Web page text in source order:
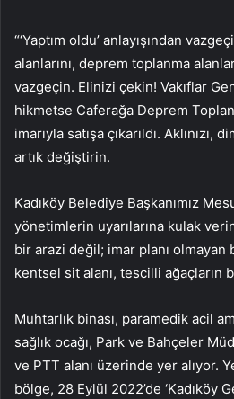
“‘Yaptım oldu’ anlayışından
alanlarını, deprem toplanma
vazgeçin. Elinizi çekin! Vakıflar
hikmetse Caferağa Deprem
imarıyla satışa çıkarıldı. Aklınızı,
artık değiştirin.
Kadıköy Belediye Başkanımız
yönetimlerin uyarılarına kulak
bir arazi değil; imar planı olmayan
kentsel sit alanı, tescilli ağaçların
Muhtarlık binası, paramedik acil
sağlık ocağı, Park ve Bahçeler
ve PTT alanı üzerinde yer alıyor.
bölge, 28 Eylül 2022’de ‘Kadıköy